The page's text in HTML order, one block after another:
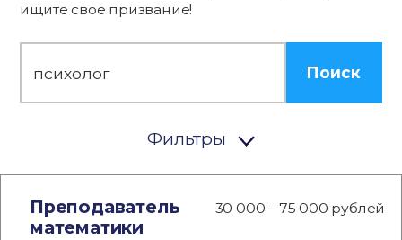
ищите свое призвание!
Поиск
Фильтры
Преподаватель
математики
30 000 – 75 000 рублей